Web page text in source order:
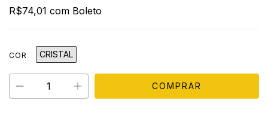
R$74,01 com Boleto
COR CRISTAL